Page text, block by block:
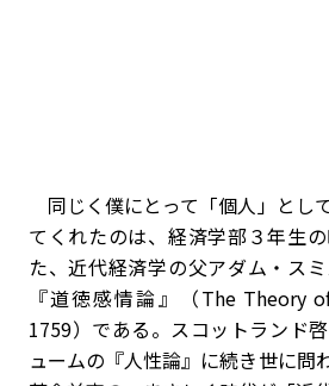
同じく僕にとって「個人」とし
てくれたのは、経済学部３年生
た、近代経済学の父アダム・ス
『道徳感情論』（The Theory
1759）である。スコットランド
ュームの『人性論』に続き世に問